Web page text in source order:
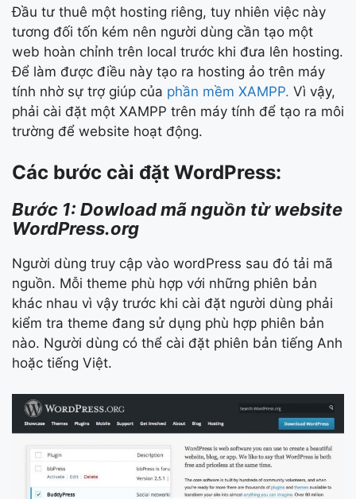
Đầu tư thuê một hosting riêng, tuy nhiên việc này
tương đối tốn kém nên người dùng cần tạo một
web hoàn chỉnh trên local trước khi đưa lên hosting.
Để làm được điều này tạo ra hosting ảo trên máy
tính nhờ sự trợ giúp của phần mềm XAMPP. Vì vậy,
phải cài đặt một XAMPP trên máy tính để tạo ra môi
trường để website hoạt động.
Các bước cài đặt WordPress:
Bước 1: Dowload mã nguồn từ website
WordPress.org
Người dùng truy cập vào wordPress sau đó tải mã
nguồn. Mỗi theme phù hợp với những phiên bản
khác nhau vì vậy trước khi cài đặt người dùng phải
kiểm tra theme đang sử dụng phù hợp phiên bản
nào. Người dùng có thể cài đặt phiên bản tiếng Anh
hoặc tiếng Việt.